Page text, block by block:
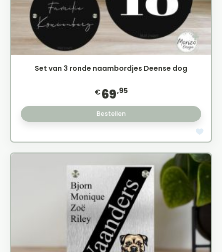
Set van 3 ronde naambordjes Deense dog
€69,95
Bestellen